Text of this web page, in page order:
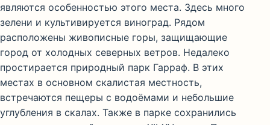
являются особенностью этого места. Здесь много
зелени и культивируется виноград. Рядом
расположены живописные горы, защищающие
город от холодных северных ветров. Недалеко
простирается природный парк Гарраф. В этих
местах в основном скалистая местность,
встречаются пещеры с водоёмами и небольшие
углубления в скалах. Также в парке сохранились